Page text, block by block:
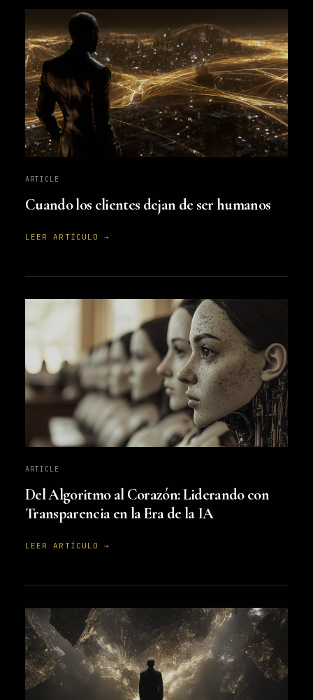
ARTICLE
Cuando los clientes dejan de ser humanos
LEER ARTÍCULO →
ARTICLE
Del Algoritmo al Corazón: Liderando con
Transparencia en la Era de la IA
LEER ARTÍCULO →